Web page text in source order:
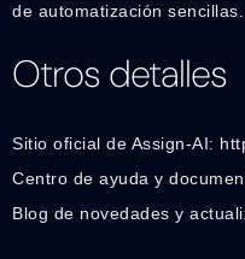
de automatización sencillas.
Otros detalles
Sitio oficial de Assign-AI:
Centro de ayuda y
Blog de novedades y